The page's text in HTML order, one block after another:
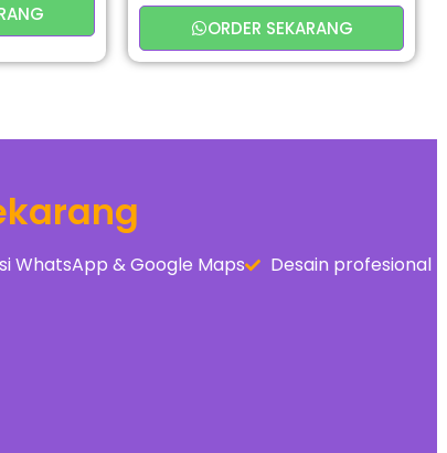
ORDER SEKARANG
WhatsApp & Google Maps
Desain profesional